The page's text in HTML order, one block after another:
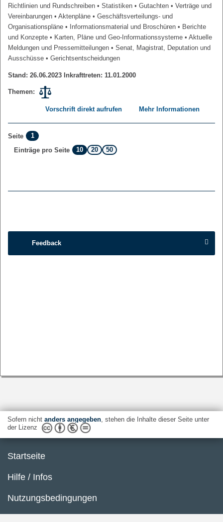
Richtlinien und Rundschreiben • Statistiken • Gutachten • Verträge und
Vereinbarungen • Aktenpläne • Geschäftsverteilungs- und
Organisationspläne • Informationsmaterial und Broschüren • Berichte
und Konzepte • Karten, Pläne und Geo-Informationssysteme • Aktuelle
Meldungen und Pressemitteilungen • Senat, Magistrat, Deputation und
Ausschüsse • Gerichtsentscheidungen
Stand: 26.06.2023 Inkrafttreten: 11.01.2000
Themen:
Vorschrift direkt aufrufen Mehr Informationen
Seite
1
Einträge pro Seite
10 20 50
Feedback
Sofern nicht anders angegeben, stehen die Inhalte dieser Seite unter
der Lizenz
Startseite
Hilfe / Infos
Nutzungsbedingungen